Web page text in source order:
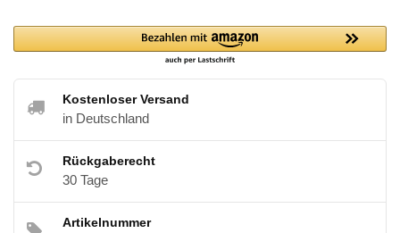
Kostenloser Versand
in Deutschland
Rückgaberecht
30 Tage
Artikelnummer